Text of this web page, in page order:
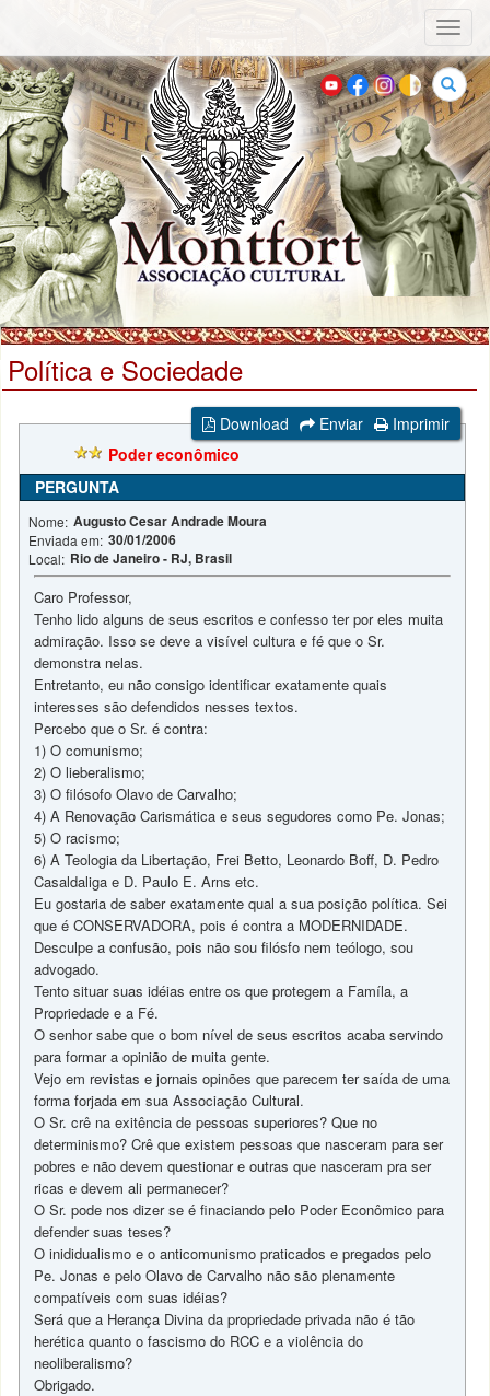
Buscar
Política e Sociedade
Download Enviar
Imprimir
Poder econômico
PERGUNTA
Nome: Augusto Cesar Andrade Moura
Enviada em: 30/01/2006
Local: Rio de Janeiro - RJ, Brasil
Caro Professor,
Tenho lido alguns de seus escritos e confesso ter por eles muita
admiração. Isso se deve a visível cultura e fé que o Sr.
demonstra nelas.
Entretanto, eu não consigo identificar exatamente quais
interesses são defendidos nesses textos.
Percebo que o Sr. é contra:
1) O comunismo;
2) O lieberalismo;
3) O filósofo Olavo de Carvalho;
4) A Renovação Carismática e seus segudores como Pe. Jonas;
5) O racismo;
6) A Teologia da Libertação, Frei Betto, Leonardo Boff, D. Pedro
Casaldaliga e D. Paulo E. Arns etc.
Eu gostaria de saber exatamente qual a sua posição política. Sei
que é CONSERVADORA, pois é contra a MODERNIDADE.
Desculpe a confusão, pois não sou filósfo nem teólogo, sou
advogado.
Tento situar suas idéias entre os que protegem a Famíla, a
Propriedade e a Fé.
O senhor sabe que o bom nível de seus escritos acaba servindo
para formar a opinião de muita gente.
Vejo em revistas e jornais opinões que parecem ter saída de uma
forma forjada em sua Associação Cultural.
O Sr. crê na exitência de pessoas superiores? Que no
determinismo? Crê que existem pessoas que nasceram para ser
pobres e não devem questionar e outras que nasceram pra ser
ricas e devem ali permanecer?
O Sr. pode nos dizer se é finaciando pelo Poder Econômico para
defender suas teses?
O inididualismo e o anticomunismo praticados e pregados pelo
Pe. Jonas e pelo Olavo de Carvalho não são plenamente
compatíveis com suas idéias?
Será que a Herança Divina da propriedade privada não é tão
herética quanto o fascismo do RCC e a violência do
neoliberalismo?
Obrigado.